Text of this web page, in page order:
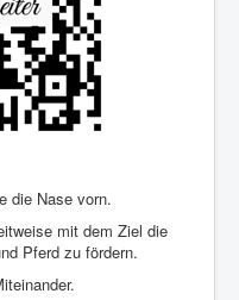
die Nase vorn.
mit dem Ziel die
Pferd zu fördern.